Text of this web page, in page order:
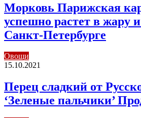
Морковь Парижская
успешно растет в жару и
Санкт-Петербурге
Овощи
15.10.2021
Перец сладкий от
‘Зеленые пальчики’